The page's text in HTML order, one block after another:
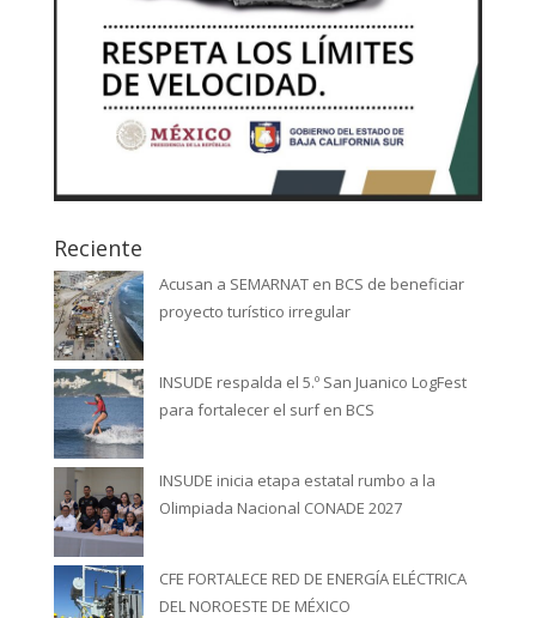
Reciente
Acusan a SEMARNAT en BCS de beneficiar
proyecto turístico irregular
INSUDE respalda el 5.º San Juanico LogFest
para fortalecer el surf en BCS
INSUDE inicia etapa estatal rumbo a la
Olimpiada Nacional CONADE 2027
CFE FORTALECE RED DE ENERGÍA ELÉCTRICA
DEL NOROESTE DE MÉXICO